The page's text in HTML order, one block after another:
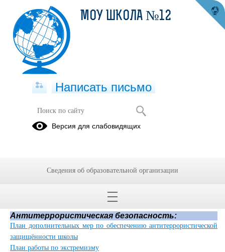
Безопасность школы
Антитеррористическая безопасность:
План дополнительных мер по обеспечению антитеррористической
защищённости школы
План работы по экстремизму
МОУ ШКОЛА №12
Написать письмо
Версия для слабовидящих
Сведения об образовательной организации